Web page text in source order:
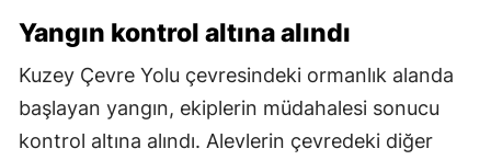
Yangın kontrol altına alındı
Kuzey Çevre Yolu çevresindeki ormanlık alanda
başlayan yangın, ekiplerin müdahalesi sonucu
kontrol altına alındı. Alevlerin çevredeki diğer